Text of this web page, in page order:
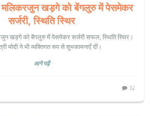
मलिकरजुन खड़गे को बेंगलुरु में पेसमेकर
सर्जरी, स्थिति स्थिर
खड़गे को बेंगलुरु में पेसमेकर सर्जरी सफल, स्थिति स्थिर।
मोदी ने भी व्यक्तिगत रूप से शुभकामनाएँ दीं।
आगे पढ़ें
12